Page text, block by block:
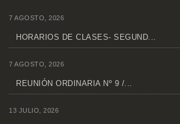
7 AGOSTO, 2026
HORARIOS DE CLASES- SEGUND...
7 AGOSTO, 2026
REUNIÓN ORDINARIA Nº 9 /...
13 JULIO, 2026